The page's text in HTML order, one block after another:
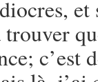
trouver
c’est